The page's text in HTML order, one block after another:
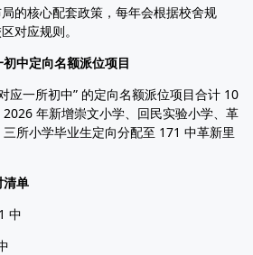
的核心配套政策，每年会根据校舍规
对应规则。
中定向名额派位项目
一所初中” 的定向名额派位项目合计 10
年新增崇文小学、回民实验小学、革
所小学毕业生定向分配至 171 中革新里
单
中